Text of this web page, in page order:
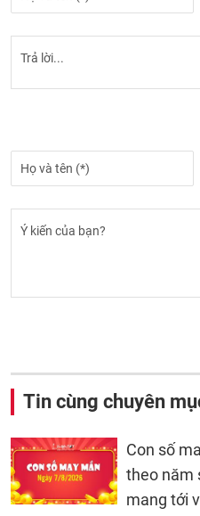
Tin cùng chuyên
Con số
theo năm
mang tới